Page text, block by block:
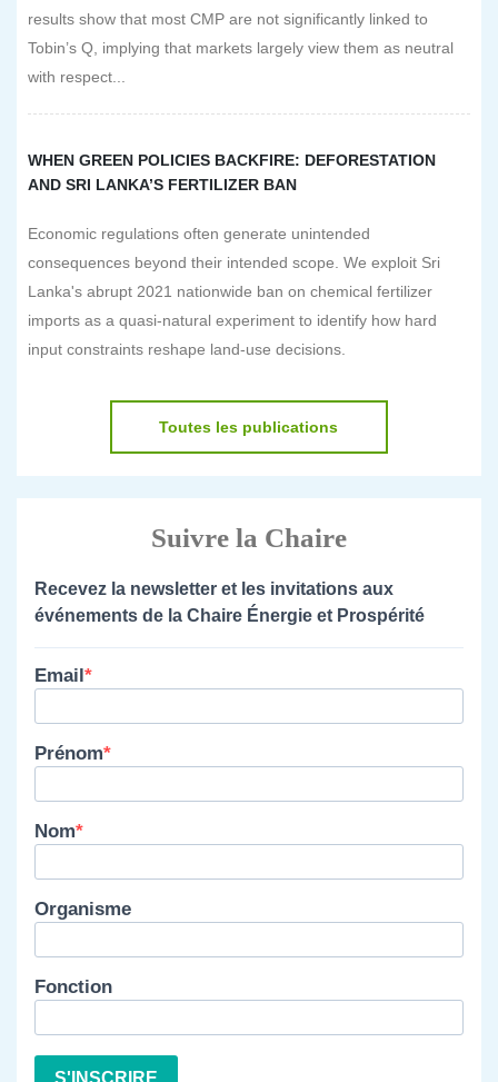
results show that most CMP are not significantly linked to
Tobin’s Q, implying that markets largely view them as neutral
with respect...
WHEN GREEN POLICIES BACKFIRE: DEFORESTATION
AND SRI LANKA’S FERTILIZER BAN
Economic regulations often generate unintended
consequences beyond their intended scope. We exploit Sri
Lanka's abrupt 2021 nationwide ban on chemical fertilizer
imports as a quasi-natural experiment to identify how hard
input constraints reshape land-use decisions.
Toutes les publications
Suivre la Chaire
Recevez la newsletter et les invitations aux
événements de la Chaire Énergie et Prospérité
Email
Prénom
Nom
Organisme
Fonction
S'INSCRIRE